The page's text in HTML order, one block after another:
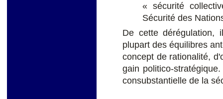
« sécurité
Sécurité des
De cette dérégulation,
plupart des équilibres
concept de rationalité,
gain politico-
consubstantielle de la